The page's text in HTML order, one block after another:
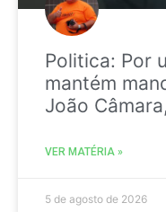
Politica: Por
mantém
João
VER MATÉRIA »
5 de agosto de 2026